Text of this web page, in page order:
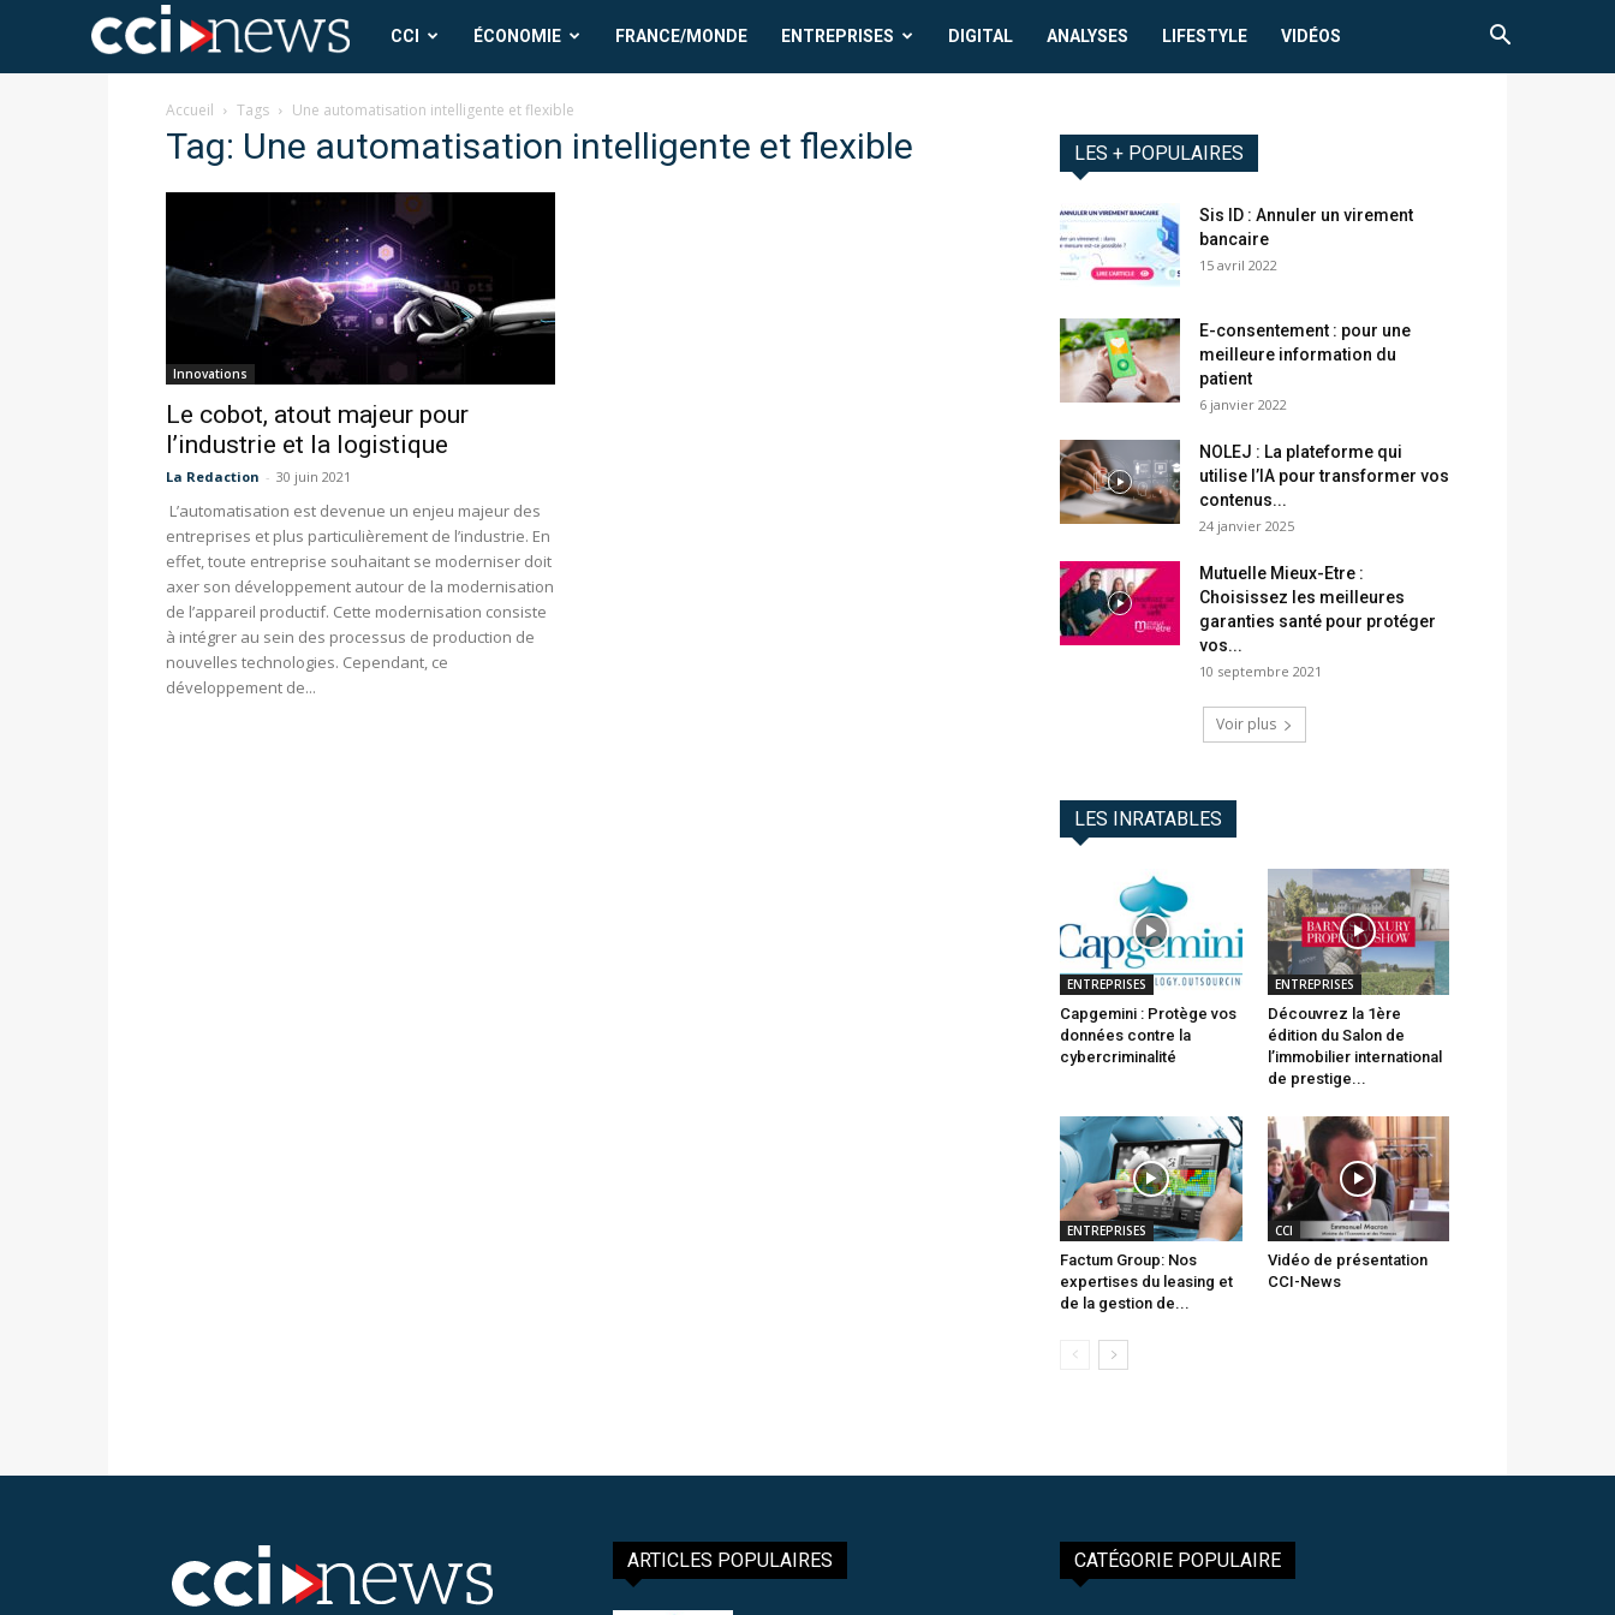
CCI
News
CCI ÉCONOMIE FRANCE/MONDE ENTREPRISES DIGITAL ANALYSES LIFESTYLE VIDÉOS
Accueil Tags Une automatisation intelligente et flexible
Tag: Une automatisation intelligente et flexible
Innovations
Le cobot, atout majeur pour
l’industrie et la logistique
La Redaction - 30 juin 2021
L’automatisation est devenue un enjeu majeur des
entreprises et plus particulièrement de l’industrie. En
effet, toute entreprise souhaitant se moderniser doit
axer son développement autour de la modernisation
de l’appareil productif. Cette modernisation consiste
à intégrer au sein des processus de production de
nouvelles technologies. Cependant, ce
développement de...
LES + POPULAIRES
Sis ID : Annuler un virement
bancaire
15 avril 2022
E-consentement : pour une
meilleure information du
patient
6 janvier 2022
NOLEJ : La plateforme qui
utilise l’IA pour transformer vos
contenus...
24 janvier 2025
Mutuelle Mieux-Etre :
Choisissez les meilleures
garanties santé pour protéger
vos...
10 septembre 2021
Voir plus
LES INRATABLES
ENTREPRISES
Capgemini : Protège vos
données contre la
cybercriminalité
ENTREPRISES
Découvrez la 1ère
édition du Salon de
l’immobilier international
de prestige...
ENTREPRISES
Factum Group: Nos
expertises du leasing et
de la gestion de...
CCI
Vidéo de présentation
CCI-News
ARTICLES POPULAIRES CATÉGORIE POPULAIRE